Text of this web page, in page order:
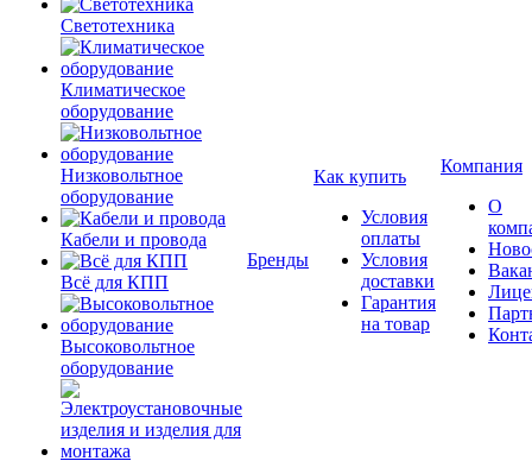
Светотехника
Климатическое
оборудование
Низковольтное
оборудование
Кабели и провода
Всё для КПП
Высоковольтное
оборудование
Бренды
Как купить
Условия
оплаты
Условия
доставки
Гарантия
на товар
Компания
О